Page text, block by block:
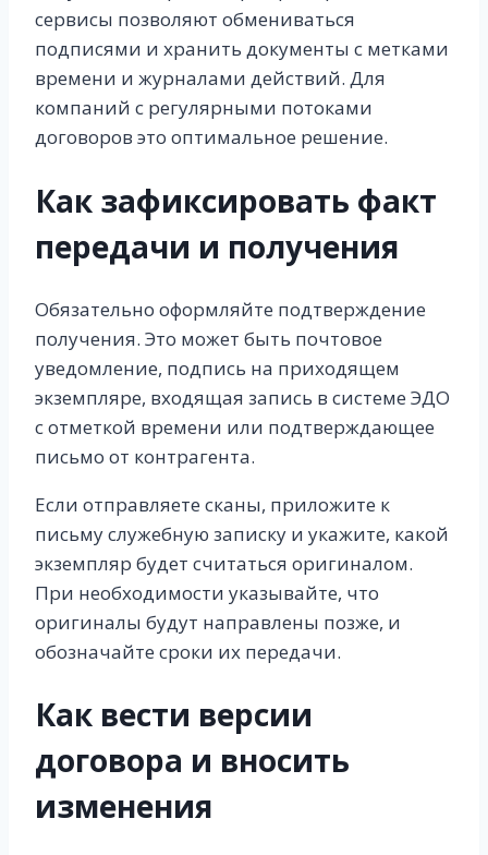
сервисы позволяют обмениваться
подписями и хранить документы с метками
времени и журналами действий. Для
компаний с регулярными потоками
договоров это оптимальное решение.
Как зафиксировать факт
передачи и получения
Обязательно оформляйте подтверждение
получения. Это может быть почтовое
уведомление, подпись на приходящем
экземпляре, входящая запись в системе ЭДО
с отметкой времени или подтверждающее
письмо от контрагента.
Если отправляете сканы, приложите к
письму служебную записку и укажите, какой
экземпляр будет считаться оригиналом.
При необходимости указывайте, что
оригиналы будут направлены позже, и
обозначайте сроки их передачи.
Как вести версии
договора и вносить
изменения